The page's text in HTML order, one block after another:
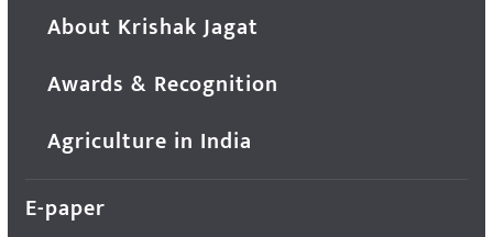
About Krishak Jagat
Awards & Recognition
Agriculture in India
E-paper